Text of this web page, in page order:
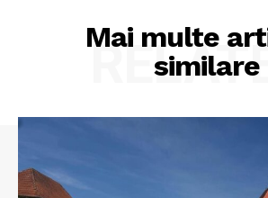
Mai multe
similare